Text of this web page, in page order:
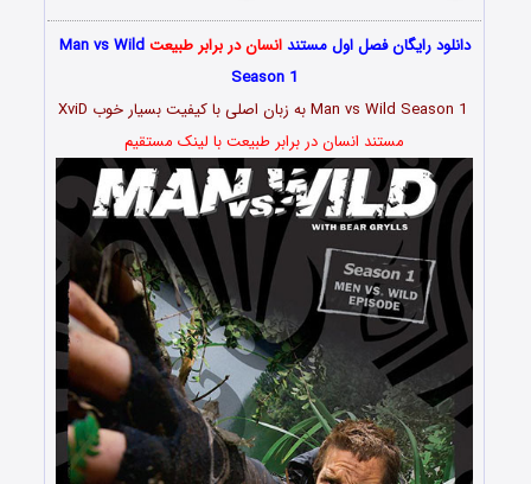
دانلود رایگان فصل اول مستندانسان در برابر طبیعت Man vs Wild
Season 1
مستند انسان در برابر طبیعت با لینک مستقیم